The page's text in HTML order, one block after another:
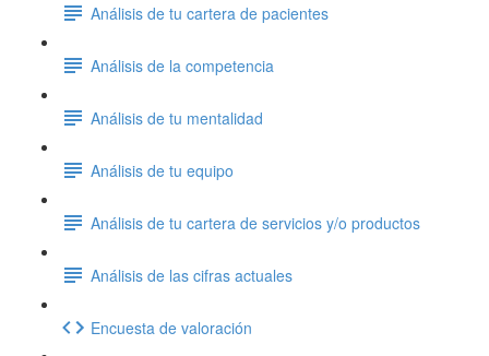
Análisis de tu cartera de pacientes
Análisis de la competencia
Análisis de tu mentalidad
Análisis de tu equipo
Análisis de tu cartera de servicios y/o productos
Análisis de las cifras actuales
Encuesta de valoración